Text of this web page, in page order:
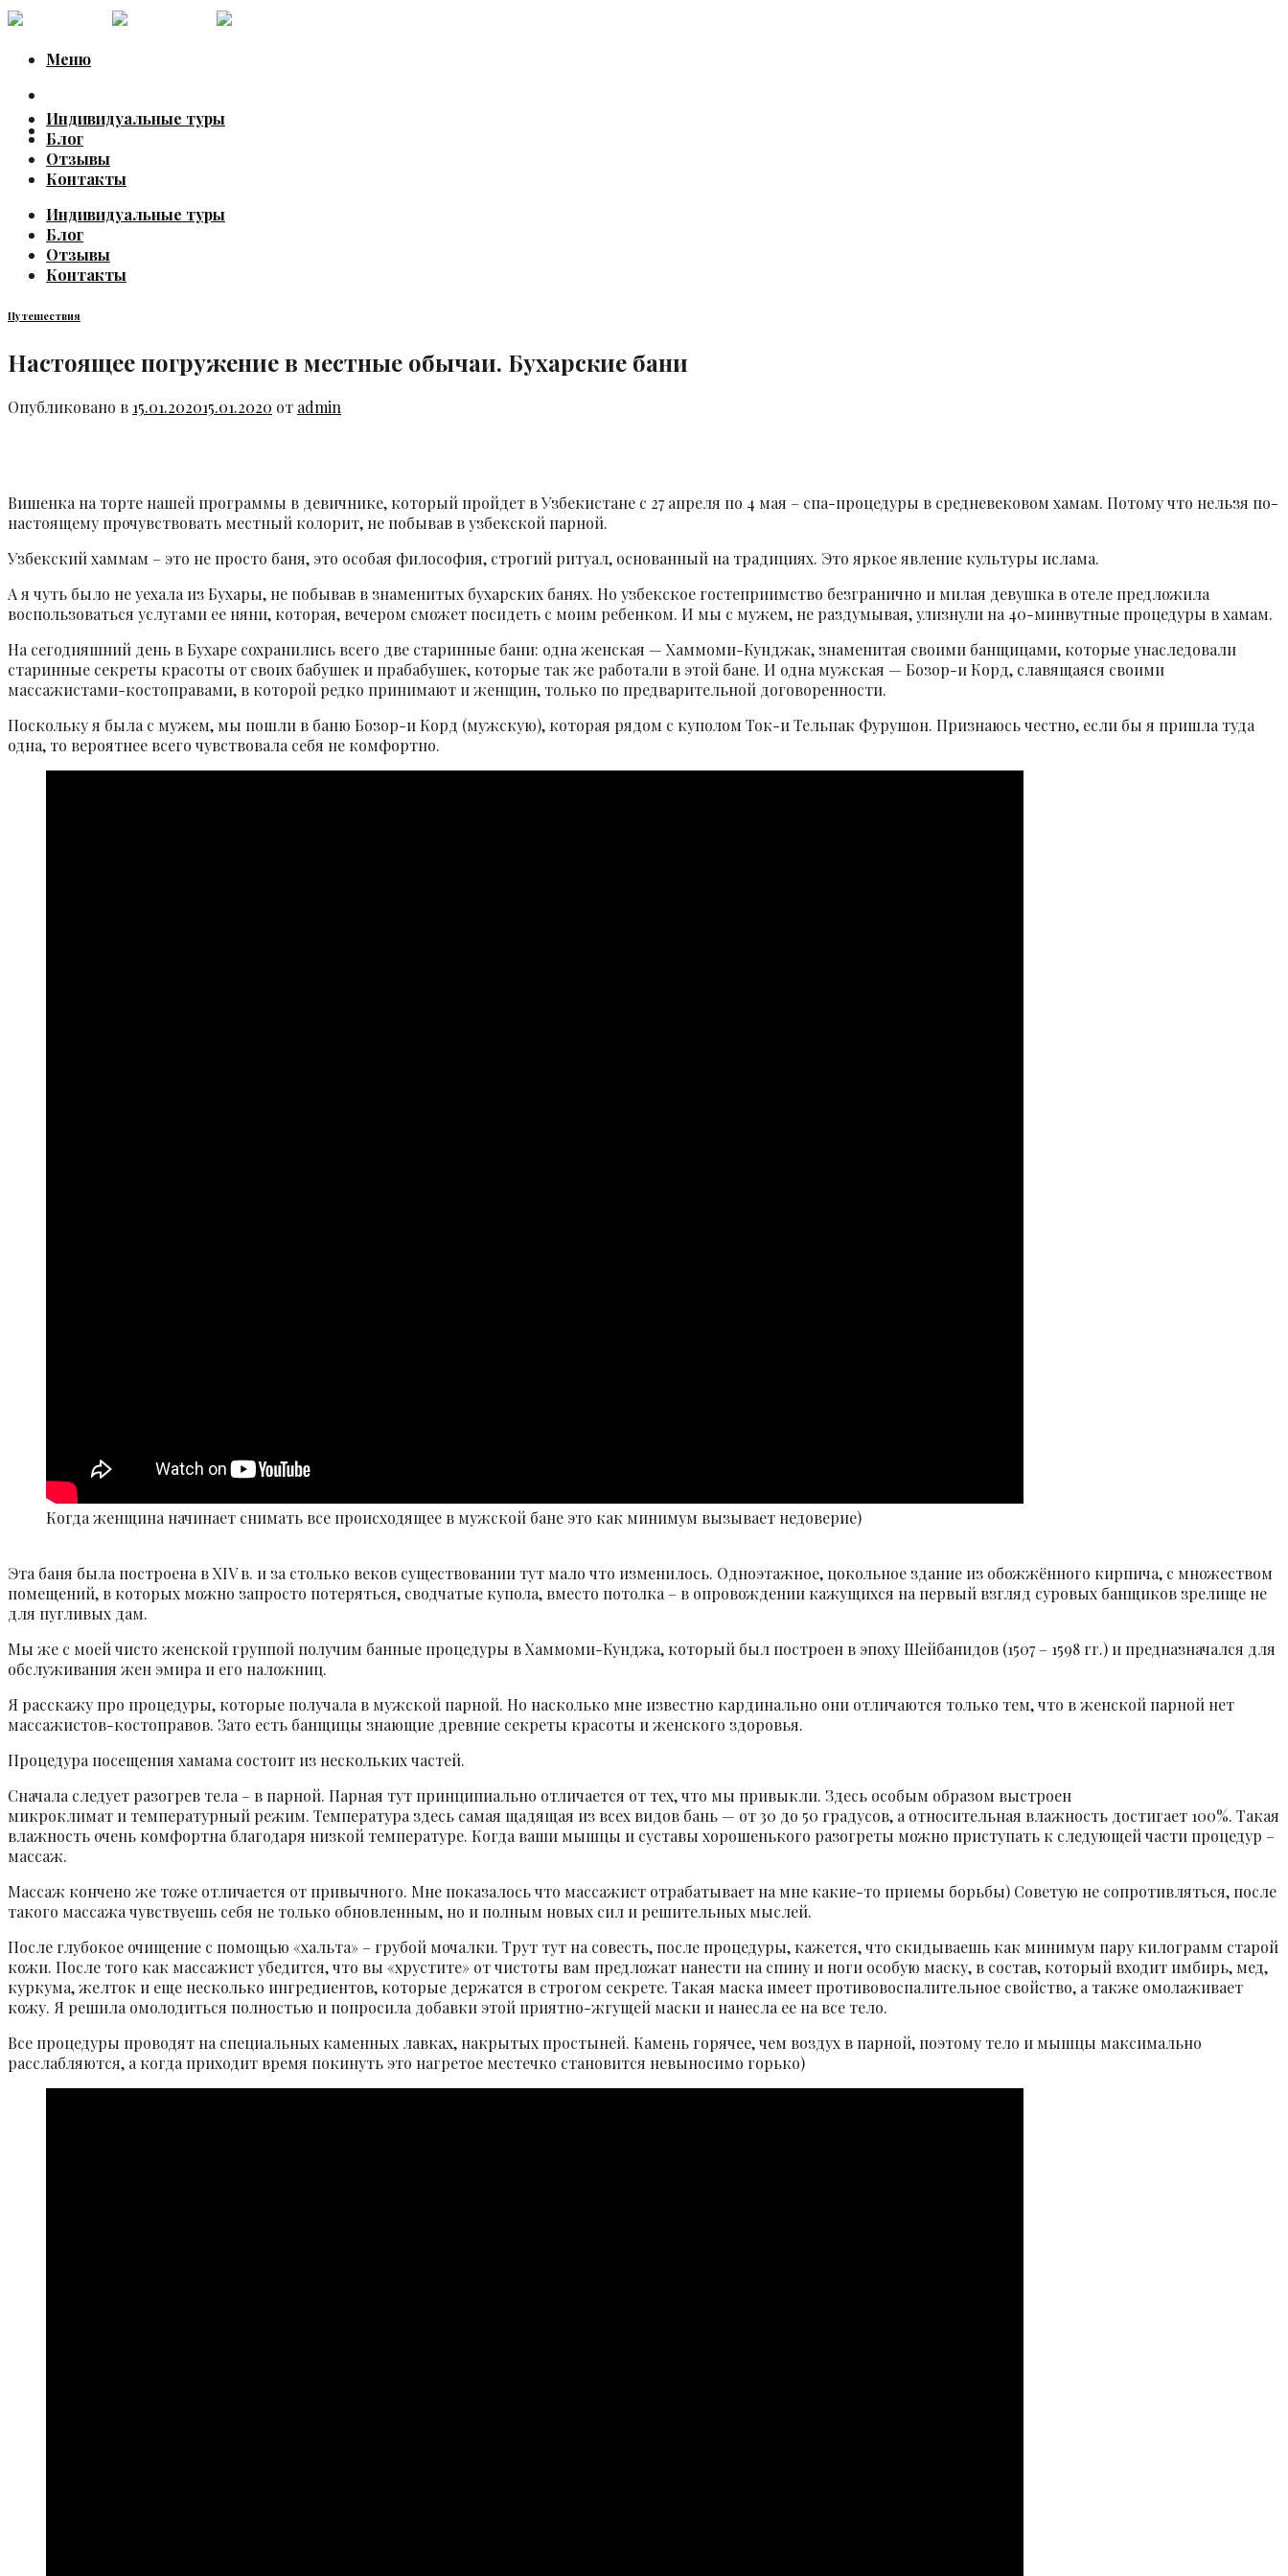
Skip
contentМеню
Индивидуальные туры
Блог
Отзывы
Контакты
Индивидуальные туры
Блог
Отзывы
Контакты
Путешествия
Настоящее погружение в местные обычаи. Бухарские бани
Опубликовано в 15.01.202015.01.2020 от admin
Вишенка на торте нашей программы в девичнике, который пройдет в Узбекистане с 27 апреля по 4 мая – спа-процедуры в средневековом хамам. Потому что нельзя по-
настоящему прочувствовать местный колорит, не побывав в узбекской парной.
Узбекский хаммам – это не просто баня, это особая философия, строгий ритуал, основанный на традициях. Это яркое явление культуры ислама.
А я чуть было не уехала из Бухары, не побывав в знаменитых бухарских банях. Но узбекское гостеприимство безгранично и милая девушка в отеле предложила
воспользоваться услугами ее няни, которая, вечером сможет посидеть с моим ребенком. И мы с мужем, не раздумывая, улизнули на 40-минвутные процедуры в хамам.
На сегодняшний день в Бухаре сохранились всего две старинные бани: одна женская — Хаммоми-Кунджак, знаменитая своими банщицами, которые унаследовали
старинные секреты красоты от своих бабушек и прабабушек, которые так же работали в этой бане. И одна мужская — Бозор-и Корд, славящаяся своими
массажистами-костоправами, в которой редко принимают и женщин, только по предварительной договоренности.
Поскольку я была с мужем, мы пошли в баню Бозор-и Корд (мужскую), которая рядом с куполом Ток-и Тельпак Фурушон. Признаюсь честно, если бы я пришла туда
одна, то вероятнее всего чувствовала себя не комфортно.
Когда женщина начинает снимать все происходящее в мужской бане это как минимум вызывает недоверие)
Эта баня была построена в XIV в. и за столько веков существовании тут мало что изменилось. Одноэтажное, цокольное здание из обожжённого кирпича, с множеством
помещений, в которых можно запросто потеряться, сводчатые купола, вместо потолка – в опровождении кажущихся на первый взгляд суровых банщиков зрелище не
для пугливых дам.
Мы же с моей чисто женской группой получим банные процедуры в Хаммоми-Кунджа, который был построен в эпоху Шейбанидов (1507 – 1598 гг.) и предназначался для
обслуживания жен эмира и его наложниц.
Я расскажу про процедуры, которые получала в мужской парной. Но насколько мне известно кардинально они отличаются только тем, что в женской парной нет
массажистов-костоправов. Зато есть банщицы знающие древние секреты красоты и женского здоровья.
Процедура посещения хамама состоит из нескольких частей.
Сначала следует разогрев тела – в парной. Парная тут принципиально отличается от тех, что мы привыкли. Здесь особым образом выстроен
микроклимат и температурный режим. Температура здесь самая щадящая из всех видов бань — от 30 до 50 градусов, а относительная влажность достигает 100%. Такая
влажность очень комфортна благодаря низкой температуре. Когда ваши мышцы и суставы хорошенького разогреты можно приступать к следующей части процедур –
массаж.
Массаж кончено же тоже отличается от привычного. Мне показалось что массажист отрабатывает на мне какие-то приемы борьбы) Советую не сопротивляться, после
такого массажа чувствуешь себя не только обновленным, но и полным новых сил и решительных мыслей.
После глубокое очищение с помощью «хальта» – грубой мочалки. Трут тут на совесть, после процедуры, кажется, что скидываешь как минимум пару килограмм старой
кожи. После того как массажист убедится, что вы «хрустите» от чистоты вам предложат нанести на спину и ноги особую маску, в состав, который входит имбирь, мед,
куркума, желток и еще несколько ингредиентов, которые держатся в строгом секрете. Такая маска имеет противовоспалительное свойство, а также омолаживает
кожу. Я решила омолодиться полностью и попросила добавки этой приятно-жгущей маски и нанесла ее на все тело.
Все процедуры проводят на специальных каменных лавках, накрытых простыней. Камень горячее, чем воздух в парной, поэтому тело и мышцы максимально
расслабляются, а когда приходит время покинуть это нагретое местечко становится невыносимо горько)